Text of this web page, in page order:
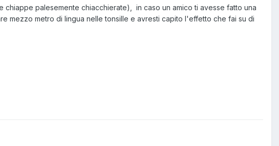
chiappe palesemente chiacchierate), in caso un amico ti avesse fatto una
mezzo metro di lingua nelle tonsille e avresti capito l'effetto che fai su di